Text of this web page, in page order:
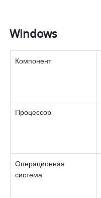
Windows
Компонент
Процессор
Операционная
система